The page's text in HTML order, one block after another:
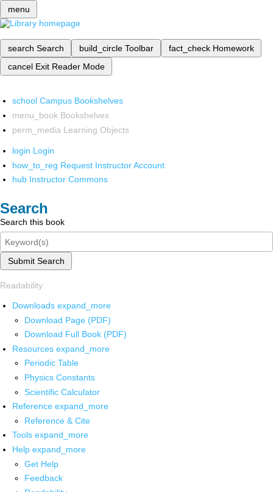
menu
search Search build_circle Toolbar fact_check Homework
cancel Exit Reader Mode
school Campus Bookshelves
menu_book Bookshelves
perm_media Learning Objects
login Login
how_to_reg Request Instructor Account
hub Instructor Commons
Search
Search this book
Submit Search
Readability
Downloads expand_more
Download Page (PDF)
Download Full Book (PDF)
Resources expand_more
Periodic Table
Physics Constants
Scientific Calculator
Reference expand_more
Reference & Cite
Tools expand_more
Help expand_more
Get Help
Feedback